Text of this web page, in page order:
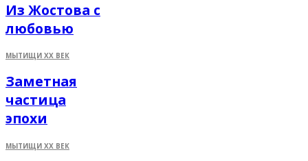
Из Жостова с
любовью
МЫТИЩИ XX ВЕК
Заметная
частица
эпохи
МЫТИЩИ XX ВЕК